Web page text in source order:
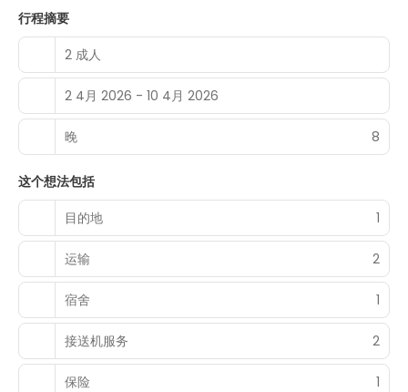
行程摘要
2 成人
2 4月 2026 - 10 4月 2026
晚 8
这个想法包括
目的地
1
运输 2
宿舍 1
接送机服务 2
保险 1